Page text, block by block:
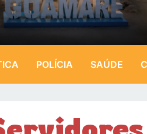
POLÍCIA SAÚDE